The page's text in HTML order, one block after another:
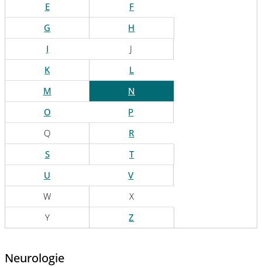
E
F
G
H
I
J
K
L
M
N
O
P
Q
R
S
T
U
V
W
X
Y
Z
Neurologie